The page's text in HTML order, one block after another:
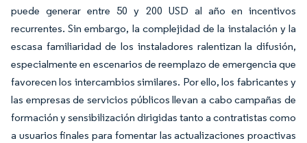
puede generar entre 50 y 200 USD al año en incentivos
recurrentes. Sin embargo, la complejidad de la instalación y la
escasa familiaridad de los instaladores ralentizan la difusión,
especialmente en escenarios de reemplazo de emergencia que
favorecen los intercambios similares. Por ello, los fabricantes y
las empresas de servicios públicos llevan a cabo campañas de
formación y sensibilización dirigidas tanto a contratistas como
a usuarios finales para fomentar las actualizaciones proactivas